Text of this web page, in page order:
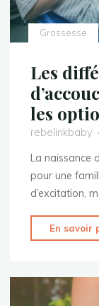
Grossesse
Les
les
rebelinkbaby
La naissance
pour une
d’excitation,
En savoir